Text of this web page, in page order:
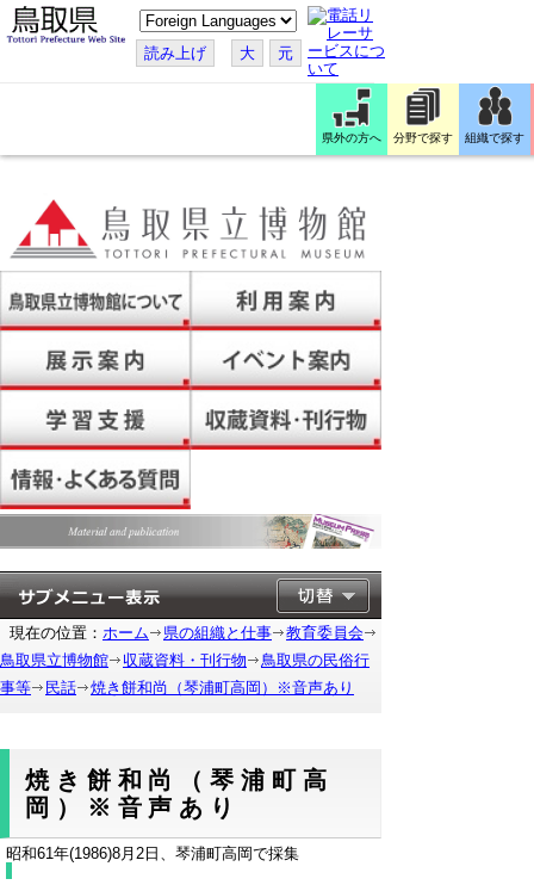
こ
の
ペ
ー
す
読み上げ 大 元
県外の方へ 分野で探す 組織で探す
現在の位置： ホーム 県の組織と仕事
教育委員会
鳥取県立博物館
収蔵資料・刊行物
鳥取県の民俗行
事等
民話 焼き餅和尚（琴浦町高岡）※音声あり
焼き餅和尚（琴浦町高
岡）※音声あり
昭和61年(1986)8月2日、琴浦町高岡で採集